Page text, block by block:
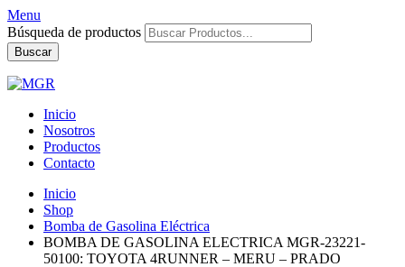
Menu
Búsqueda de productos
Buscar
Inicio
Nosotros
Productos
Contacto
Inicio
Shop
Bomba de Gasolina Eléctrica
BOMBA DE GASOLINA ELECTRICA MGR-23221-
50100: TOYOTA 4RUNNER – MERU – PRADO